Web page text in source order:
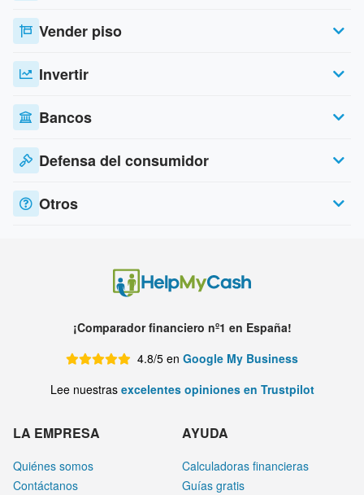
Vender piso
Invertir
Bancos
Defensa del consumidor
Otros
¡Comparador financiero nº1 en España!
4.8/5 en Google My Business
Lee nuestras excelentes opiniones en Trustpilot
LA EMPRESA
Quiénes somos
Contáctanos
AYUDA
Calculadoras financieras
Guías gratis